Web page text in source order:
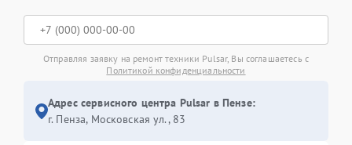
Отправляя заявку на ремонт техники Pulsar, Вы соглашаетесь с
Политикой конфиденциальности
Адрес сервисного центра Pulsar в Пензе:
г. Пенза, Московская ул., 83